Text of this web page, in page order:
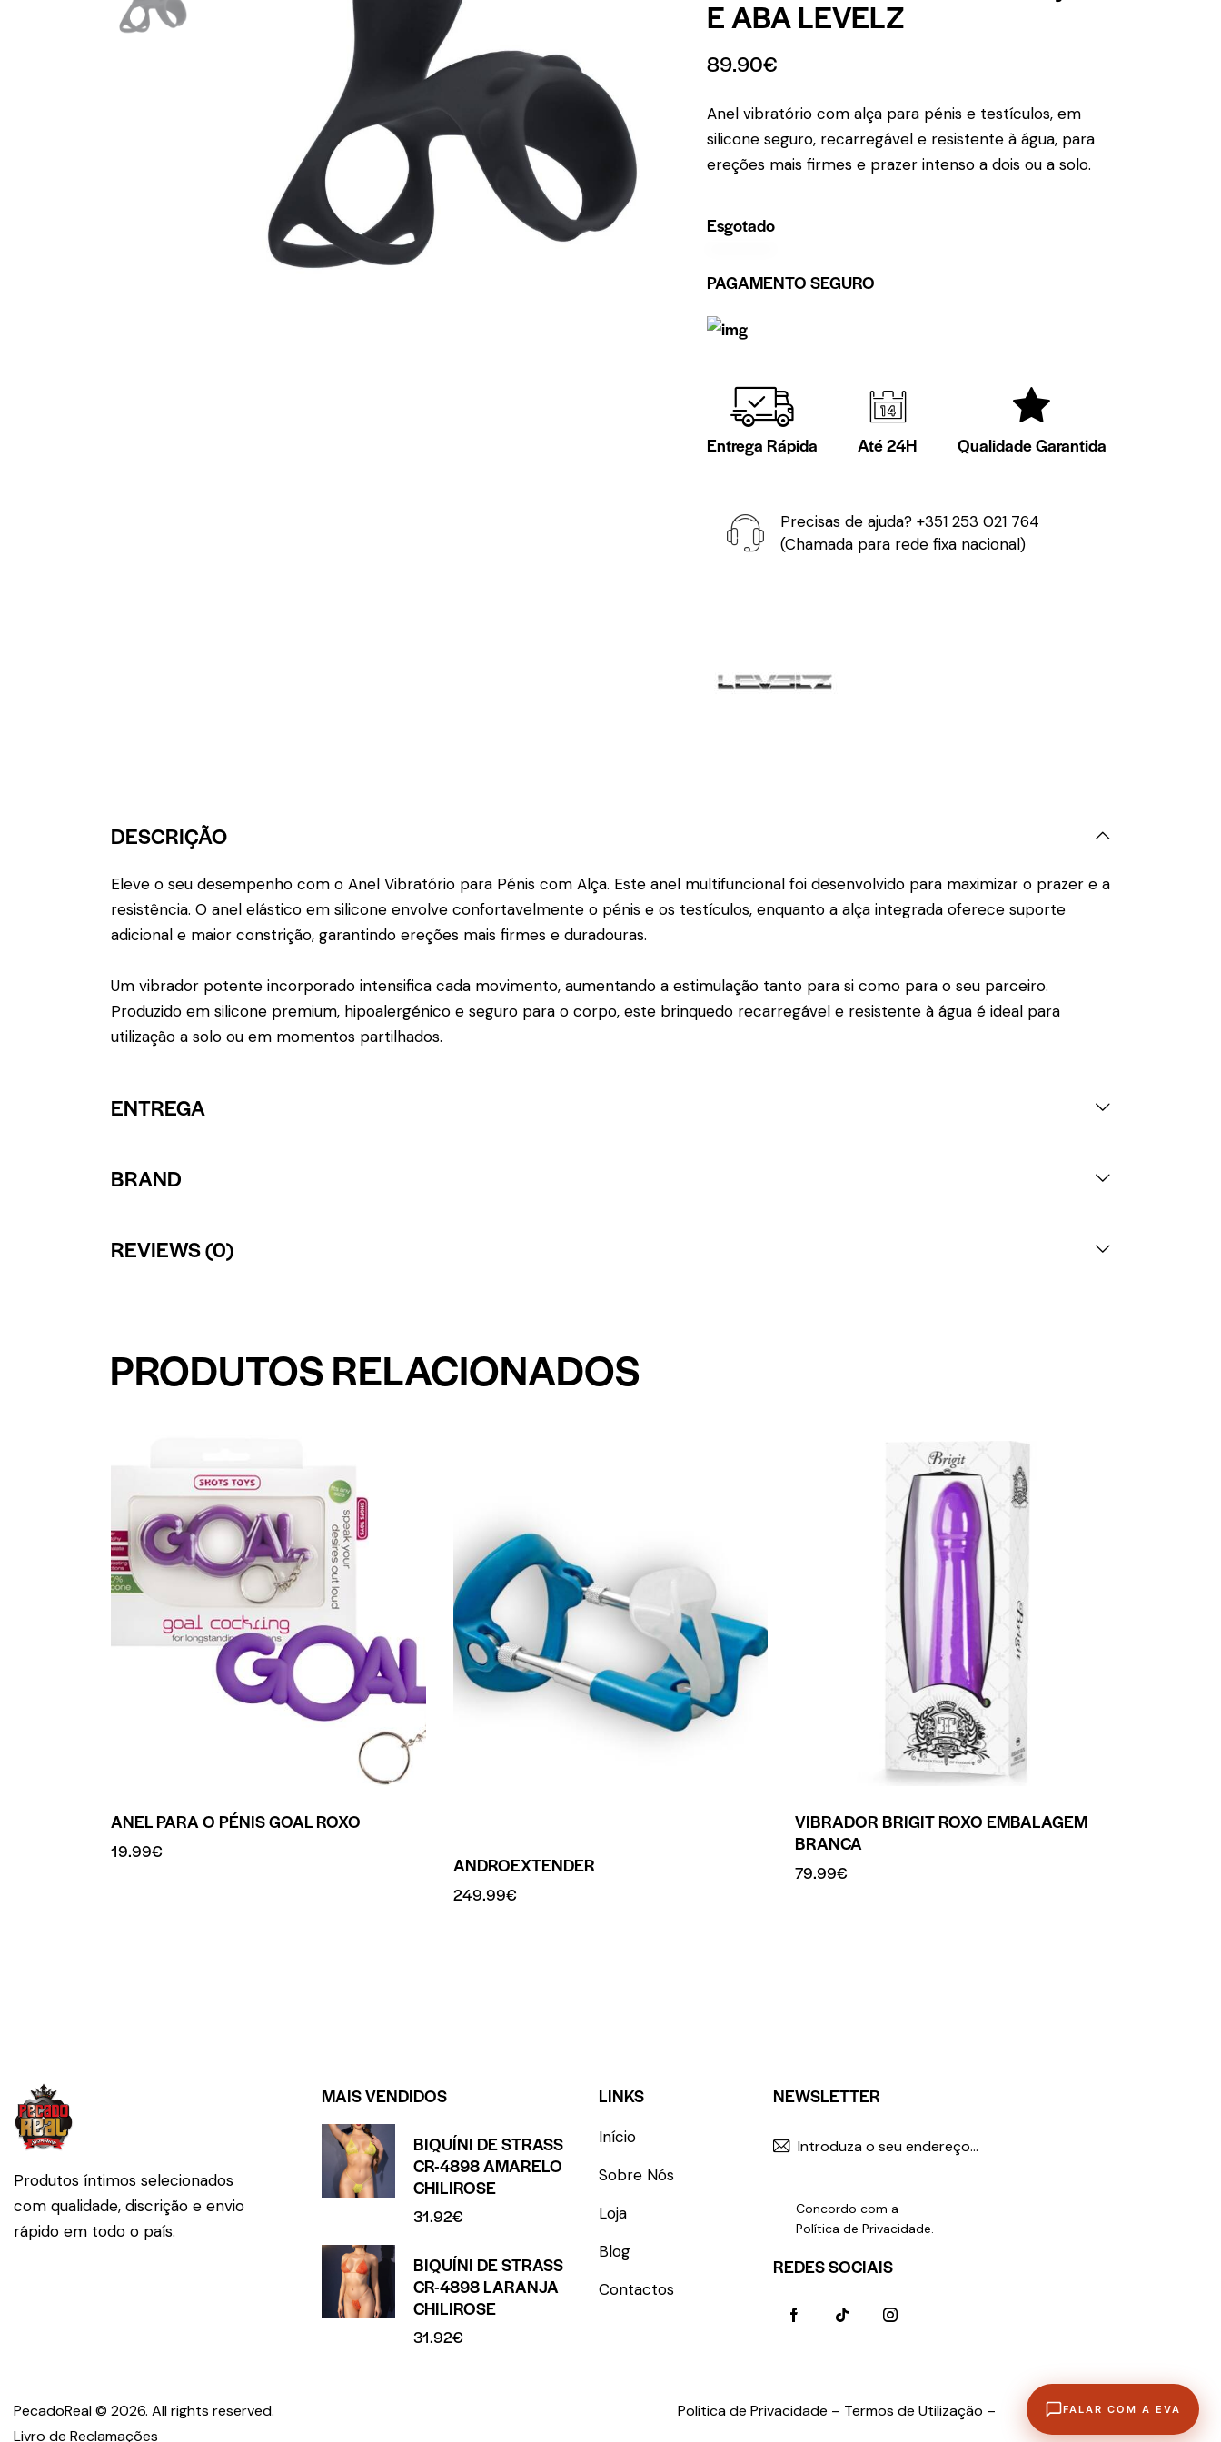
E ABA LEVELZ
89.90€
Anel vibratório com alça para pénis e testículos, em
silicone seguro, recarregável e resistente à água, para
ereções mais firmes e prazer intenso a dois ou a solo.
Esgotado
PAGAMENTO SEGURO
Entrega Rápida Até 24H Qualidade Garantida
Precisas de ajuda? +351 253 021 764
(Chamada para rede fixa nacional)
DESCRIÇÃO
Eleve o seu desempenho com o Anel Vibratório para Pénis com Alça. Este anel multifuncional foi desenvolvido para maximizar o prazer e a
resistência. O anel elástico em silicone envolve confortavelmente o pénis e os testículos, enquanto a alça integrada oferece suporte
adicional e maior constrição, garantindo ereções mais firmes e duradouras.
Um vibrador potente incorporado intensifica cada movimento, aumentando a estimulação tanto para si como para o seu parceiro.
Produzido em silicone premium, hipoalergénico e seguro para o corpo, este brinquedo recarregável e resistente à água é ideal para
utilização a solo ou em momentos partilhados.
ENTREGA
BRAND
REVIEWS (0)
PRODUTOS RELACIONADOS
ANEL PARA O PÉNIS GOAL ROXO
19.99€
ANDROEXTENDER
249.99€
VIBRADOR BRIGIT ROXO EMBALAGEM
BRANCA
79.99€
Produtos íntimos selecionados
com qualidade, discrição e envio
rápido em todo o país.
MAIS VENDIDOS
BIQUÍNI DE STRASS
CR-4898 AMARELO
CHILIROSE
31.92€
BIQUÍNI DE STRASS
CR-4898 LARANJA
CHILIROSE
31.92€
LINKS
Início
Sobre Nós
Loja
Blog
Contactos
NEWSLETTER
Concordo com a
Política de Privacidade
REDES SOCIAIS
PecadoReal © 2026. All rights reserved. Política de Privacidade – Termos de Utilização –
Livro de Reclamações
FALAR COM A EVA